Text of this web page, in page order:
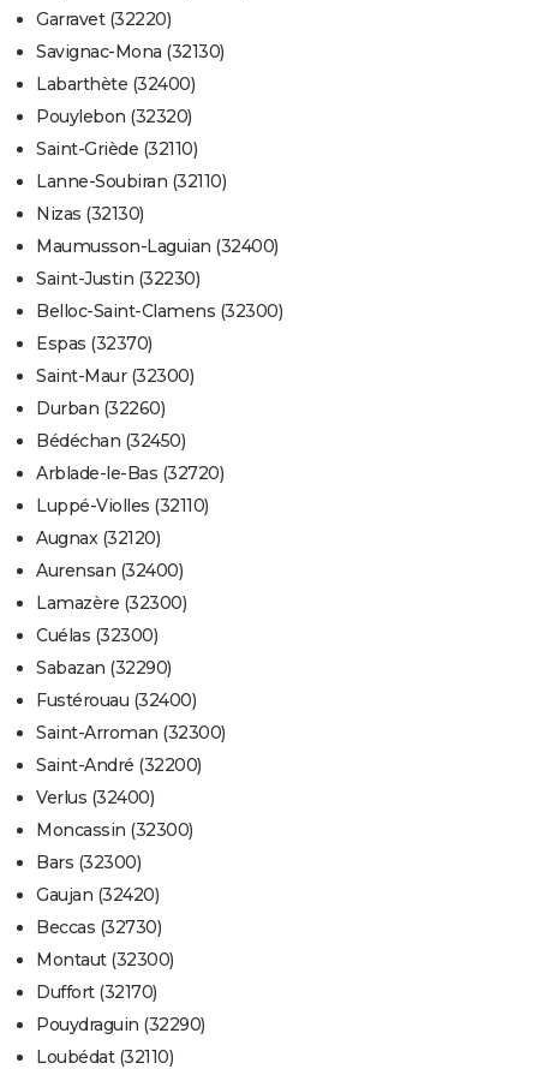
Garravet (32220)
Savignac-Mona (32130)
Labarthète (32400)
Pouylebon (32320)
Saint-Griède (32110)
Lanne-Soubiran (32110)
Nizas (32130)
Maumusson-Laguian (32400)
Saint-Justin (32230)
Belloc-Saint-Clamens (32300)
Espas (32370)
Saint-Maur (32300)
Durban (32260)
Bédéchan (32450)
Arblade-le-Bas (32720)
Luppé-Violles (32110)
Augnax (32120)
Aurensan (32400)
Lamazère (32300)
Cuélas (32300)
Sabazan (32290)
Fustérouau (32400)
Saint-Arroman (32300)
Saint-André (32200)
Verlus (32400)
Moncassin (32300)
Bars (32300)
Gaujan (32420)
Beccas (32730)
Montaut (32300)
Duffort (32170)
Pouydraguin (32290)
Loubédat (32110)